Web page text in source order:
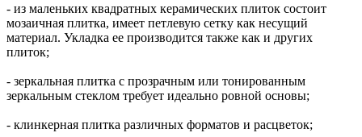
- из маленьких квадратных керамических плиток состоит
мозаичная плитка, имеет петлевую сетку как несущий
материал. Укладка ее производится также как и других
плиток;
- зеркальная плитка с прозрачным или тонированным
зеркальным стеклом требует идеально ровной основы;
- клинкерная плитка различных форматов и расцветок;